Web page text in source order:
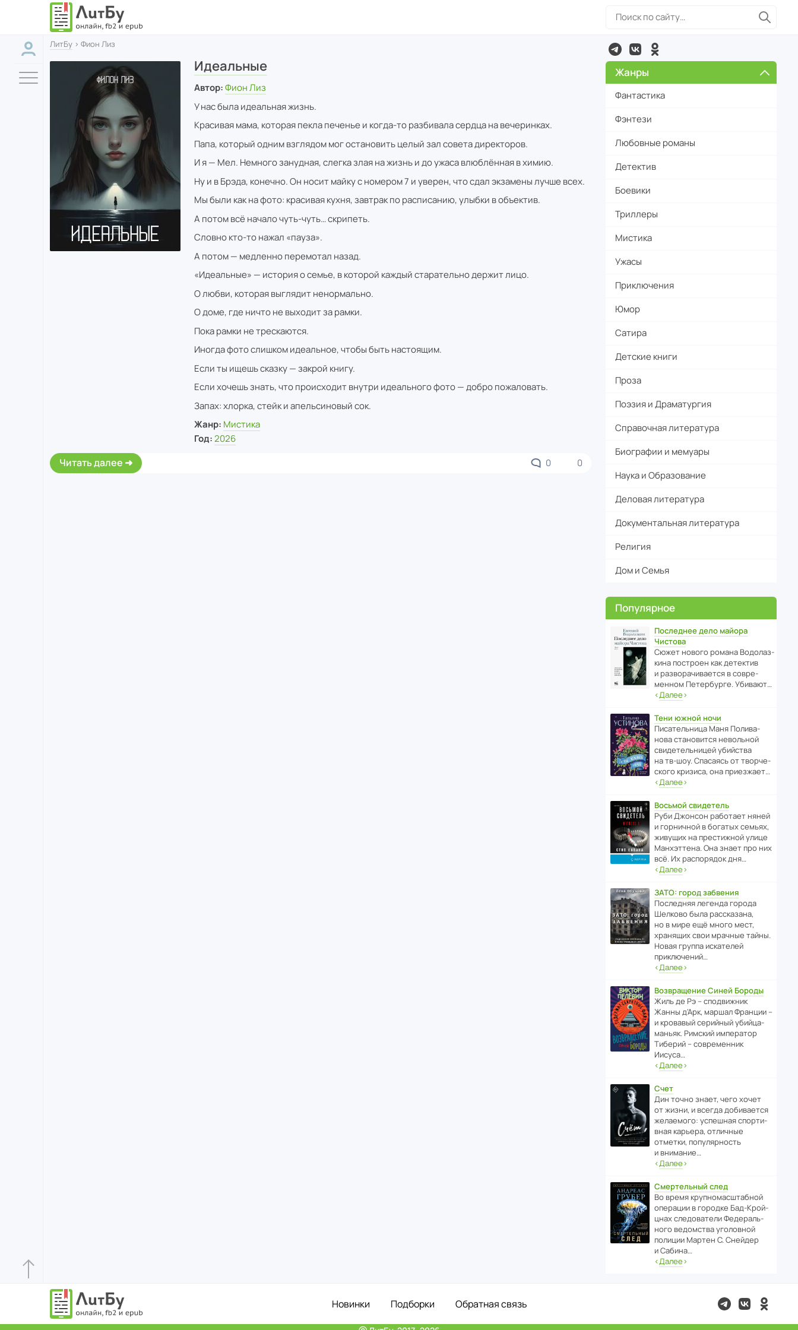
ЛитБу › Фион Лиз
Идеальные
Автор: Фион Лиз
У нас была идеальная жизнь.
Красивая мама, которая пекла печенье и когда-то разбивала сердца на вечеринках.
Папа, который одним взглядом мог остановить целый зал совета директоров.
И я — Мел. Немного занудная, слегка злая на жизнь и до ужаса влюблённая в химию.
Ну и в Брэда, конечно. Он носит майку с номером 7 и уверен, что сдал экзамены лучше всех.
Мы были как на фото: красивая кухня, завтрак по расписанию, улыбки в объектив.
А потом всё начало чуть-чуть… скрипеть.
Словно кто-то нажал «пауза».
А потом — медленно перемотал назад.
«Идеальные» — история о семье, в которой каждый старательно держит лицо.
О любви, которая выглядит ненормально.
О доме, где ничто не выходит за рамки.
Пока рамки не трескаются.
Иногда фото слишком идеальное, чтобы быть настоящим.
Если ты ищешь сказку — закрой книгу.
Если хочешь знать, что происходит внутри идеального фото — добро пожаловать.
Запах: хлорка, стейк и апельсиновый сок.
Жанр: Мистика
Год: 2026
Читать далее 0 0
Жанры
Фантастика
Фэнтези
Любовные романы
Детектив
Боевики
Триллеры
Мистика
Ужасы
Приключения
Юмор
Сатира
Детские книги
Проза
Поэзия и Драматургия
Справочная литература
Биографии и мемуары
Наука и Образование
Деловая литература
Документальная литература
Религия
Дом и Семья
Популярное
Последнее дело майора
Чистова
Сюжет нового романа Водо­ла­з­
кина пост­роен как дете­ктив
и разво­ра­чи­ва­ется в совре­
менном Пете­р­бурге. Убивают…
‹Далее›
Тени южной ночи
Писа­тель­ница Маня Поли­ва­
нова стано­вится невольной
свиде­тель­ницей убийства
на тв-шоу. Спасаясь от твор­че­
с­кого кризиса, она приезжает…
‹Далее›
Восьмой свидетель
Руби Джонсон рабо­тает няней
и горни­чной в богатых семьях,
живущих на прес­ти­жной улице
Манх­эт­тена. Она знает про них
всё. Их распо­рядок дня…
‹Далее›
ЗАТО: город забвения
После­дняя легенда города
Шелково была расска­зана,
но в мире ещё много мест,
хранящих свои мрачные тайны.
Новая группа иска­телей
приключений…
‹Далее›
Возвращение Синей Бороды
Жиль де Рэ – спод­ви­жник
Жанны д’Арк, маршал Франции –
и кровавый серийный убийца-
маньяк. Римский импе­ратор
Тиберий – совре­менник
Иисуса…
‹Далее›
Счет
Дин точно знает, чего хочет
от жизни, и всегда доби­ва­ется
жела­е­мого: успе­шная спор­ти­
вная карьера, отли­чные
отметки, попу­ля­р­ность
и внимание…
‹Далее›
Смертельный след
Во время круп­но­мас­ш­та­бной
операции в городке Бад‑Крой­
цнах следо­ва­тели Феде­раль­
ного ведомства уголо­вной
полиции Мартен С. Снейдер
и Сабина…
‹Далее›
Новинки Подборки Обратная связь